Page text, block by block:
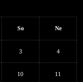
So Ne
3 4
10 11